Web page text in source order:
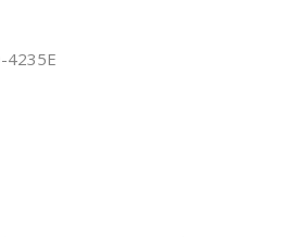
4235E